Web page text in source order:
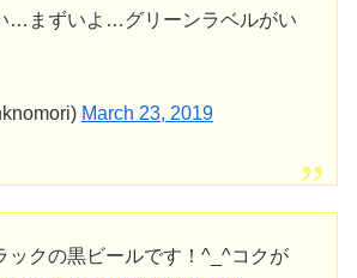
…まずいよ…グリーンラベルがい
March 23, 2019
ックの黒ビールです！^_^コクが